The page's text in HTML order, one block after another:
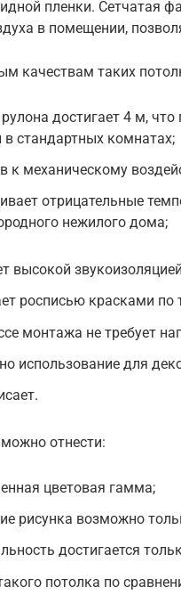
пленки. Сетчатая
в помещении,
качествам таких
достигает 4 м,
в стандартных комнатах;
к механическому
отрицательные
нежилого дома;
высокой
росписью красками по
монтажа не требует
использование для
отнести:
цветовая гамма;
рисунка возможно
достигается
потолка по